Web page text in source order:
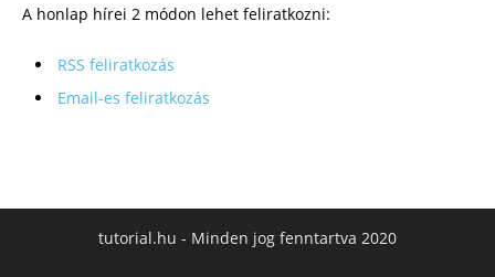
A honlap hírei 2 módon lehet feliratkozni:
RSS feliratkozás
Email-es feliratkozás
tutorial.hu - Minden jog fenntartva 2020